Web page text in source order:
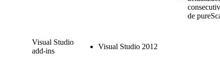
de
Visual Studio
add-ins
Visual Studio 2012